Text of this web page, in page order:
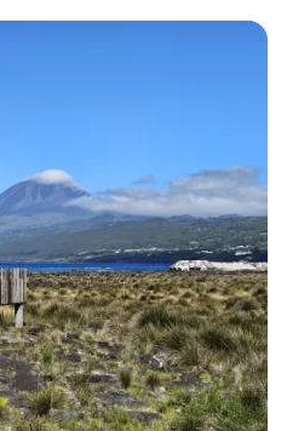
με email